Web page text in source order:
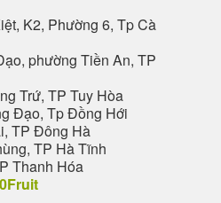
K2, Phường 6, Tp Cà
phường Tiền An, TP
Trứ, TP Tuy Hòa
Đạo, Tp Đồng Hới
TP Đông Hà
TP Hà Tĩnh
Thanh Hóa